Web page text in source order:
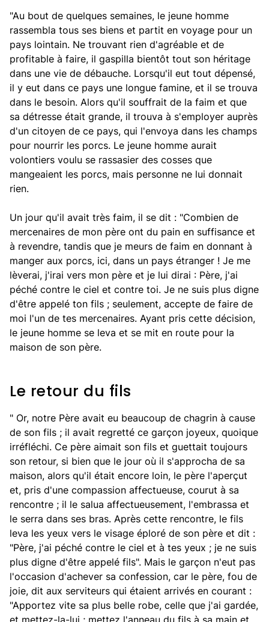
"Au bout de quelques semaines, le jeune homme
rassembla tous ses biens et partit en voyage pour un
pays lointain. Ne trouvant rien d'agréable et de
profitable à faire, il gaspilla bientôt tout son héritage
dans une vie de débauche. Lorsqu'il eut tout dépensé,
il y eut dans ce pays une longue famine, et il se trouva
dans le besoin. Alors qu'il souffrait de la faim et que
sa détresse était grande, il trouva à s'employer auprès
d'un citoyen de ce pays, qui l'envoya dans les champs
pour nourrir les porcs. Le jeune homme aurait
volontiers voulu se rassasier des cosses que
mangeaient les porcs, mais personne ne lui donnait
rien.
Un jour qu'il avait très faim, il se dit : "Combien de
mercenaires de mon père ont du pain en suffisance et
à revendre, tandis que je meurs de faim en donnant à
manger aux porcs, ici, dans un pays étranger ! Je me
lèverai, j'irai vers mon père et je lui dirai : Père, j'ai
péché contre le ciel et contre toi. Je ne suis plus digne
d'être appelé ton fils ; seulement, accepte de faire de
moi l'un de tes mercenaires. Ayant pris cette décision,
le jeune homme se leva et se mit en route pour la
maison de son père.
Le retour du fils
" Or, notre Père avait eu beaucoup de chagrin à cause
de son fils ; il avait regretté ce garçon joyeux, quoique
irréfléchi. Ce père aimait son fils et guettait toujours
son retour, si bien que le jour où il s'approcha de sa
maison, alors qu'il était encore loin, le père l'aperçut
et, pris d'une compassion affectueuse, courut à sa
rencontre ; il le salua affectueusement, l'embrassa et
le serra dans ses bras. Après cette rencontre, le fils
leva les yeux vers le visage éploré de son père et dit :
"Père, j'ai péché contre le ciel et à tes yeux ; je ne suis
plus digne d'être appelé fils". Mais le garçon n'eut pas
l'occasion d'achever sa confession, car le père, fou de
joie, dit aux serviteurs qui étaient arrivés en courant :
"Apportez vite sa plus belle robe, celle que j'ai gardée,
et mettez-la-lui ; mettez l'anneau du fils à sa main et